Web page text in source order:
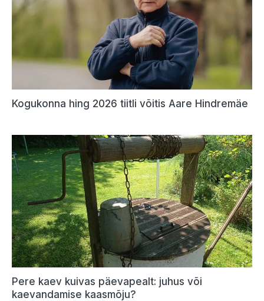
Kogukonna hing 2026 tiitli võitis Aare Hindremäe
Pere kaev kuivas päevapealt: juhus või
kaevandamise kaasmõju?